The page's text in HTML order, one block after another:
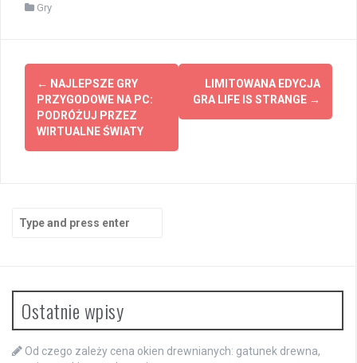
Gry
Post
navigation
← NAJLEPSZE GRY
PRZYGODOWE NA PC:
PODRÓŻUJ PRZEZ
WIRTUALNE ŚWIATY
LIMITOWANA EDYCJA
GRA LIFE IS STRANGE →
for:
Ostatnie wpisy
Od czego zależy cena okien drewnianych: gatunek drewna,